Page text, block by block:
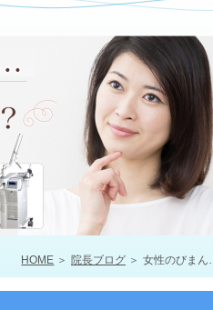
HOME 院長ブログ 女性のびまん性脱毛症の飲み薬「パントガール」